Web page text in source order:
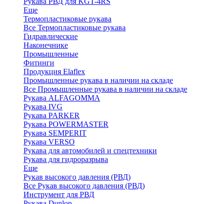
Еще
Термопластиковые рукава
Все Термопластиковые рукава
Гидравлические
Наконечнике
Промышленные
Фитинги
Продукция Elaflex
Промышленные рукава в наличии на складе
Все Промышленные рукава в наличии на складе
Рукава ALFAGOMMA
Рукава IVG
Рукава PARKER
Рукава POWERMASTER
Рукава SEMPERIT
Рукава VERSO
Рукава для автомобилей и спецтехники
Рукава для гидроразрыва
Еще
Рукав высокого давления (РВД)
Все Рукав высокого давления (РВД)
Инструмент для РВД